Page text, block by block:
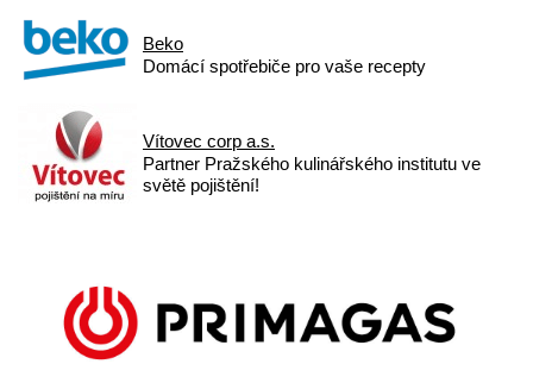
Beko
Domácí spotřebiče pro vaše recepty
Vítovec corp a.s.
Partner Pražského kulinářského institutu ve
světě pojištění!